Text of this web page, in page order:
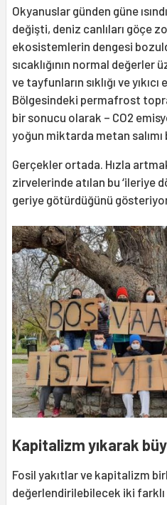
Okyanuslar günden güne
değişti, deniz canlıları göçe
ekosistemlerin dengesi
sıcaklığının normal değerler
ve tayfunların sıklığı ve
Bölgesindeki permafrost
bir sonucu olarak – CO2
yoğun miktarda metan salımı
Gerçekler ortada. Hızla
zirvelerinde atılan bu ‘ileriye
geriye götürdüğünü
Kapitalizm yıkarak
Fosil yakıtlar ve kapitalizm
değerlendirilebilecek iki farklı